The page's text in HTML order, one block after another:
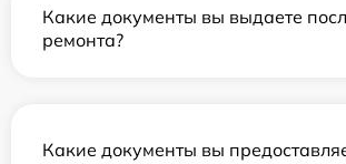
Какие документы вы выдаете
ремонта?
Какие документы вы